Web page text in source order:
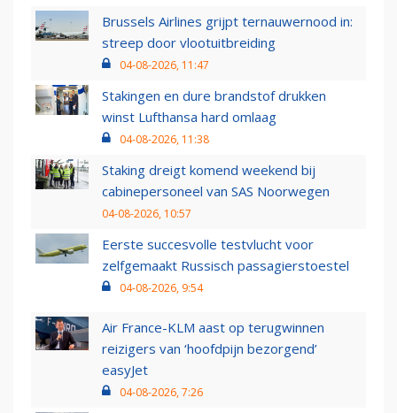
Brussels Airlines grijpt ternauwernood in:
streep door vlootuitbreiding
04-08-2026, 11:47
Stakingen en dure brandstof drukken
winst Lufthansa hard omlaag
04-08-2026, 11:38
Staking dreigt komend weekend bij
cabinepersoneel van SAS Noorwegen
04-08-2026, 10:57
Eerste succesvolle testvlucht voor
zelfgemaakt Russisch passagierstoestel
04-08-2026, 9:54
Air France-KLM aast op terugwinnen
reizigers van ‘hoofdpijn bezorgend’
easyJet
04-08-2026, 7:26